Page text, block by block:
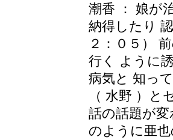
潮香 ： 娘が
納得したり
２：０５）
行く ように
病気と 知っ
（ 水野 ）
話の話題が
のように亜